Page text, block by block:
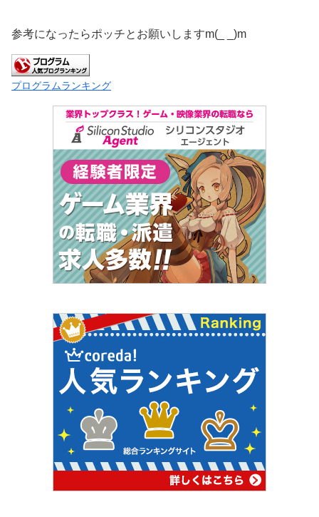
参考になったらポッチとお願いしますm(_ _)m
プログラムランキング